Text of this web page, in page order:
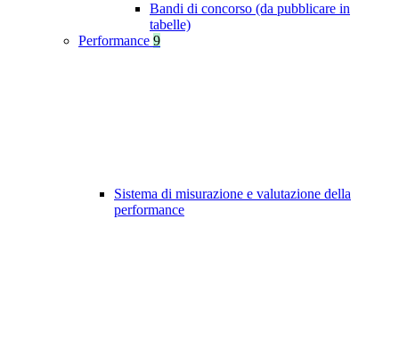
Bandi di concorso (da pubblicare in
tabelle)
Performance 9
Sistema di misurazione e valutazione della
performance